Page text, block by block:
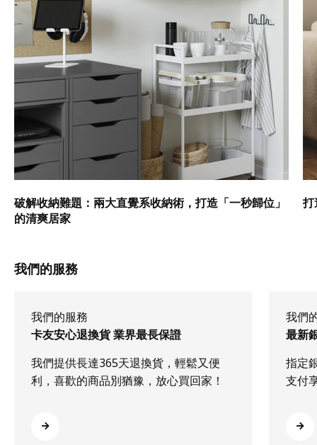
破解收納難題：兩大直覺系收納術，打造「一秒歸位」
的清爽居家
打
我們的服務
我們的服務
卡友安心退換貨 業界最長保證
我們提供長達365天退換貨，輕鬆又便
利，喜歡的商品別猶豫，放心買回家！
我們
最新
指定
支付